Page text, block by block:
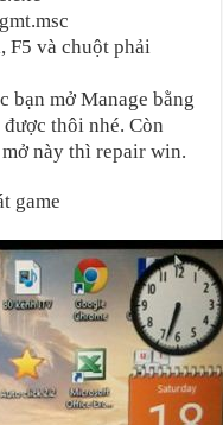
F5 và chuột phải
bạn mở Manage bằng
thôi nhé. Còn
này thì repair win.
game